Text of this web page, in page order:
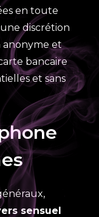
en toute
discrétion
anonyme et
bancaire
et sans
sensuel